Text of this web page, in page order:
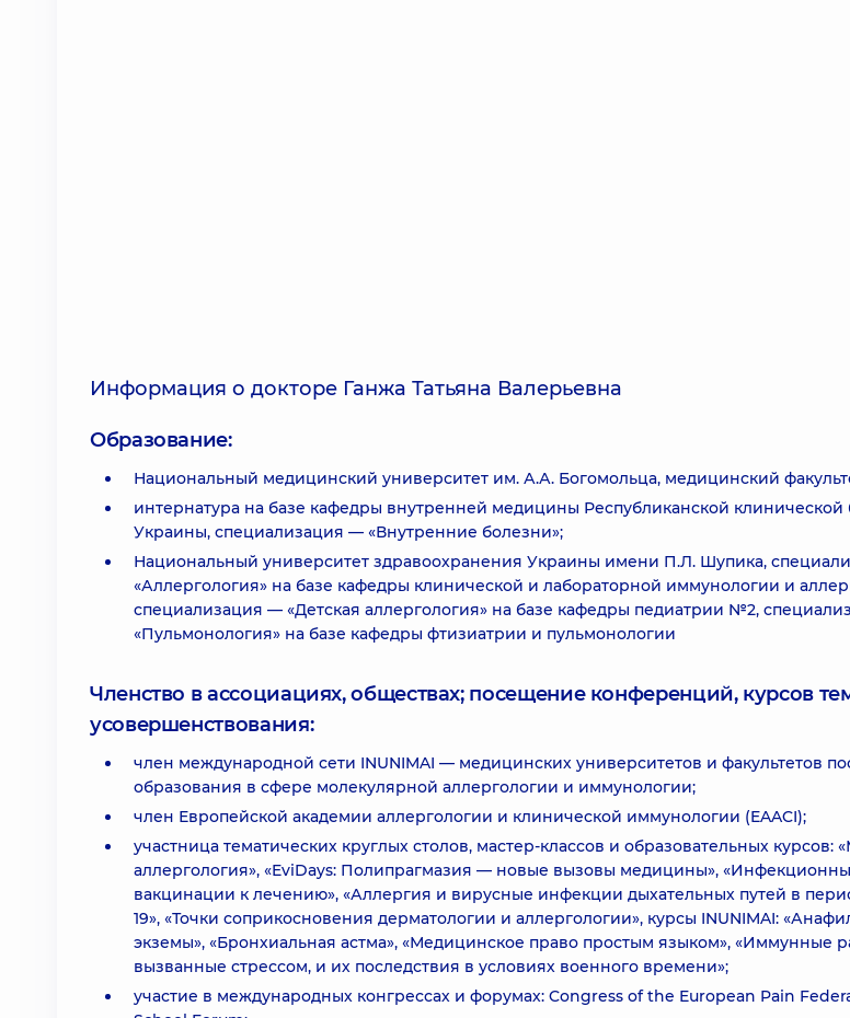
Информация о докторе Ганжа Татьяна Валерьевна
Образование:
Национальный медицинский университет им. А.А. Богомольца, медицинский
интернатура на базе кафедры внутренней медицины Республиканской
Украины, специализация — «Внутренние болезни»;
Национальный университет здравоохранения Украины имени П.Л. Шупика,
«Аллергология» на базе кафедры клинической и лабораторной иммунологии и
специализация — «Детская аллергология» на базе кафедры педиатрии №2,
«Пульмонология» на базе кафедры фтизиатрии и пульмонологии
Членство в ассоциациях, обществах; посещение конференций, курсов
усовершенствования:
член международной сети INUNIMAI — медицинских университетов и факультетов
образования в сфере молекулярной аллергологии и иммунологии;
член Европейской академии аллергологии и клинической иммунологии (EAACI);
участница тематических круглых столов, мастер-классов и образовательных курсов:
аллергология», «EviDays: Полипрагмазия — новые вызовы медицины»,
вакцинации к лечению», «Аллергия и вирусные инфекции дыхательных путей в
19», «Точки соприкосновения дерматологии и аллергологии», курсы INUNIMAI:
экземы», «Бронхиальная астма», «Медицинское право простым языком», «Иммунные
вызванные стрессом, и их последствия в условиях военного времени»;
участие в международных конгрессах и форумах: Congress of the European Pain